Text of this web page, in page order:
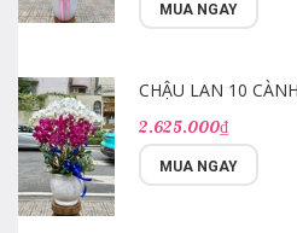
MUA NGAY
CHẬU LAN 10
2.625.000₫
MUA NGAY